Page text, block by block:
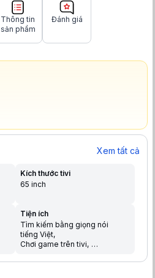
Thông tin
sản phẩm
Đánh giá
Xem tất cả
Kích thước tivi
65 inch
Tiện ích
Tìm kiếm bằng giọng nói
tiếng Việt
Chơi game trên tivi
lên tivi